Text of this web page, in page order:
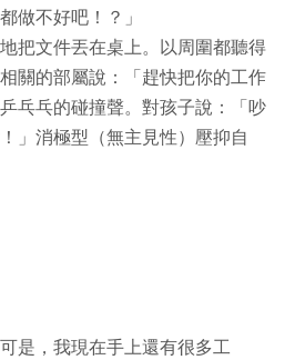
做不好吧！？」
把文件丟在桌上。以周圍都聽得
關的部屬說：「趕快把你的工作
乓乓的碰撞聲。對孩子說：「吵
」消極型（無主見性）壓抑自
是，我現在手上還有很多工